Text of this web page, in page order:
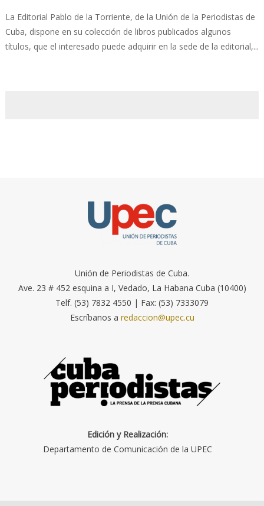
La Editorial Pablo de la Torriente, de la Unión de la Periodistas de
Cuba, dispone en su colección de libros publicados algunos
títulos, que el interesado puede adquirir en la sede de la editorial,...
Unión de Periodistas de Cuba.
Ave. 23 # 452 esquina a I, Vedado, La Habana Cuba (10400)
Telf. (53) 7832 4550 | Fax: (53) 7333079
Escríbanos a redaccion@upec.cu
Edición y Realización:
Departamento de Comunicación de la UPEC